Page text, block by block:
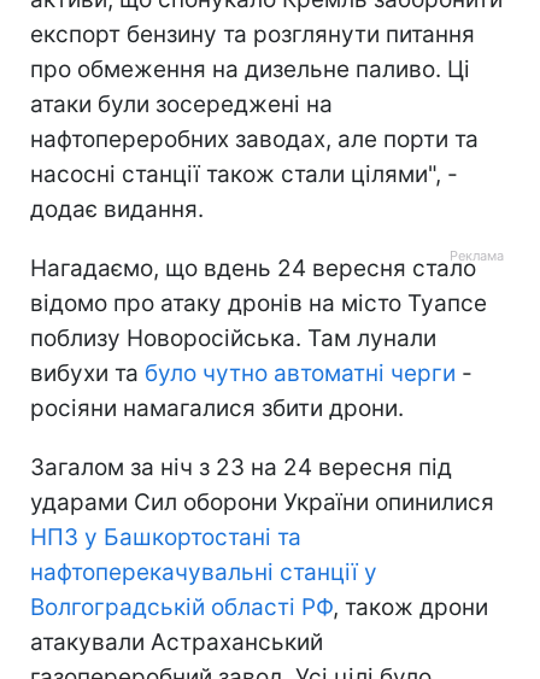
експорт бензину та розглянути питання
про обмеження на дизельне паливо. Ці
атаки були зосереджені на
нафтопереробних заводах, але порти та
насосні станції також стали цілями", -
додає видання.
Нагадаємо, що вдень 24 вересня стало
відомо про атаку дронів на місто Туапсе
поблизу Новоросійська. Там лунали
вибухи та було чутно автоматні черги -
росіяни намагалися збити дрони.
Загалом за ніч з 23 на 24 вересня під
ударами Сил оборони України опинилися
НПЗ у Башкортостані та
нафтоперекачувальні станції у
Волгоградській області РФ, також дрони
атакували Астраханський